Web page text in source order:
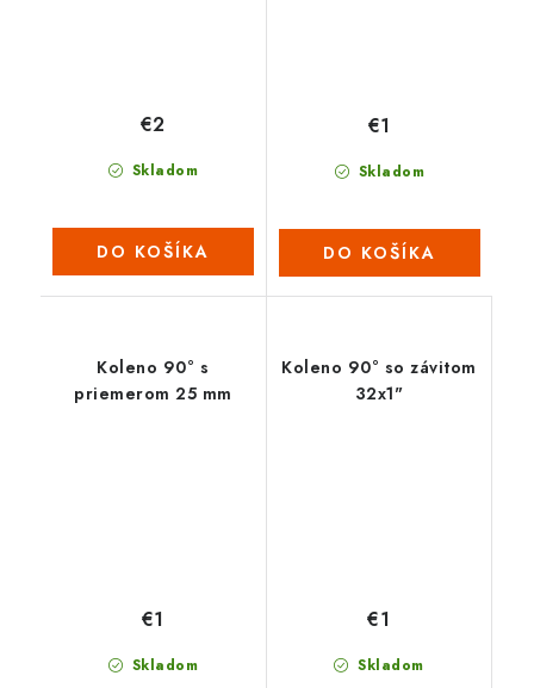
Skladom
€2
DO KOŠÍKA
Skladom
€1
DO KOŠÍKA
Koleno 90° s
priemerom 25 mm
Skladom
€1
Koleno 90° so závitom
32x1"
Skladom
€1